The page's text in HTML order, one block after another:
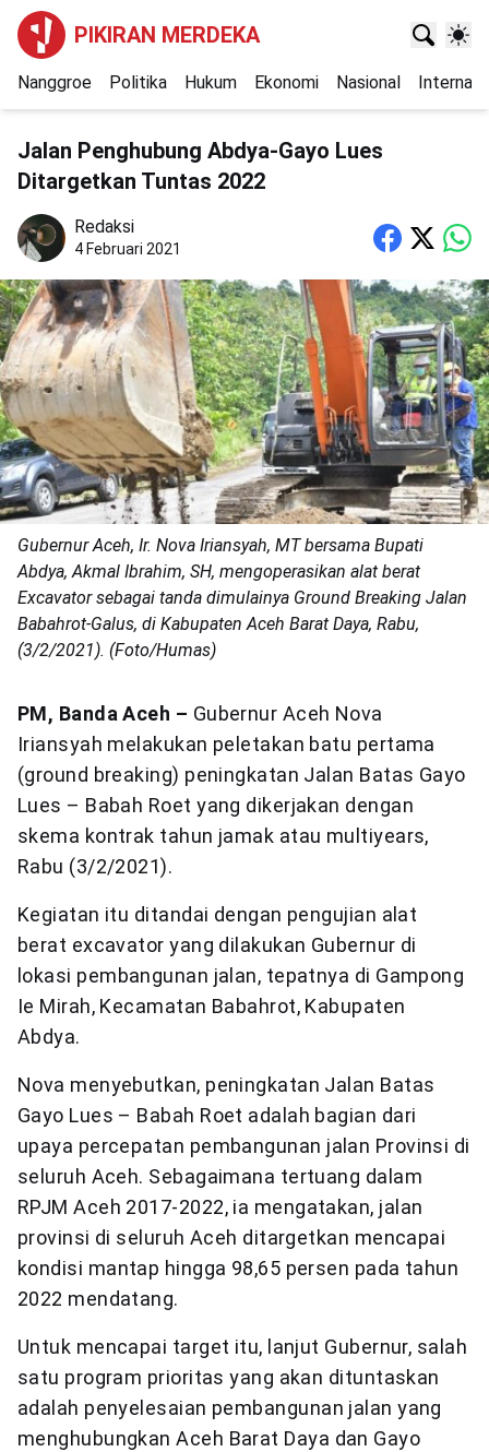
PIKIRAN MERDEKA
Nanggroe Politika Hukum Ekonomi Nasional
Jalan Penghubung Abdya-Gayo Lues
Ditargetkan Tuntas 2022
Redaksi
4 Februari 2021
Gubernur Aceh, Ir. Nova Iriansyah, MT bersama Bupati
Abdya, Akmal Ibrahim, SH, mengoperasikan alat berat
Excavator sebagai tanda dimulainya Ground Breaking Jalan
Babahrot-Galus, di Kabupaten Aceh Barat Daya, Rabu,
(3/2/2021). (Foto/Humas)
PM, Banda Aceh – Gubernur Aceh Nova
Iriansyah melakukan peletakan batu pertama
(ground breaking) peningkatan Jalan Batas Gayo
Lues – Babah Roet yang dikerjakan dengan
skema kontrak tahun jamak atau multiyears,
Rabu (3/2/2021).
Kegiatan itu ditandai dengan pengujian alat
berat excavator yang dilakukan Gubernur di
lokasi pembangunan jalan, tepatnya di Gampong
Ie Mirah, Kecamatan Babahrot, Kabupaten
Abdya.
Nova menyebutkan, peningkatan Jalan Batas
Gayo Lues – Babah Roet adalah bagian dari
upaya percepatan pembangunan jalan Provinsi di
seluruh Aceh. Sebagaimana tertuang dalam
RPJM Aceh 2017-2022, ia mengatakan, jalan
provinsi di seluruh Aceh ditargetkan mencapai
kondisi mantap hingga 98,65 persen pada tahun
2022 mendatang.
Untuk mencapai target itu, lanjut Gubernur, salah
satu program prioritas yang akan dituntaskan
adalah penyelesaian pembangunan jalan yang
menghubungkan Aceh Barat Daya dan Gayo